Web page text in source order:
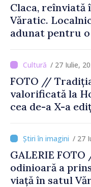
Claca, reînviată
Văratic.
adunat pentru o
/ 27 Iulie,
FOTO //
valorificată la
cea de-a X-a
Vasile Gonciari”
/ 27
GALERIE FOTO //
odinioară a
viață în satul